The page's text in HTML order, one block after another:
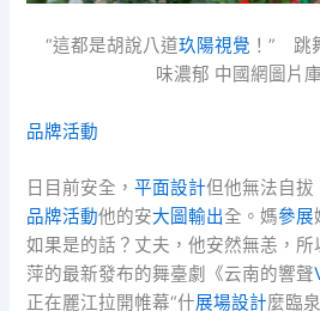
“這都是胡說八道玖陽視覺 ！” 跳
味濃郁 中國網圖片
品牌活動
日目前安全，平面設計但他無法自拔
品牌活動他的安大圖輸出全。媽參展
如果是的話？丈夫，他安然無恙，所
萍的最新發布的舞臺劇《云南的響聲
正在麗江拉開帷幕“什展場設計麼臨